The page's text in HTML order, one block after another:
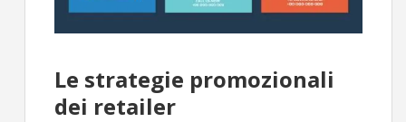
Le strategie promozionali
dei retailer